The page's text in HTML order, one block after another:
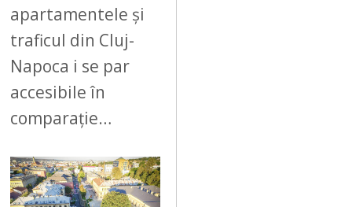
apartamentele și
traficul din Cluj-
Napoca i se par
accesibile în
comparație…